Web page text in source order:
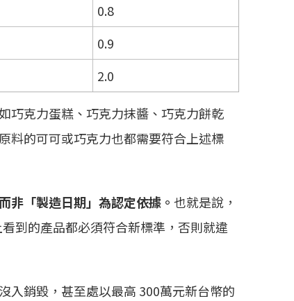
0.8
0.9
2.0
巧克力蛋糕、巧克力抹醬、巧克力餅乾
料的可可或巧克力也都需要符合上述標
非「製造日期」為認定依據。 也就是說，
到的產品都必須符合新標準，否則就違
入銷毀，甚至處以最高 300萬元新台幣的